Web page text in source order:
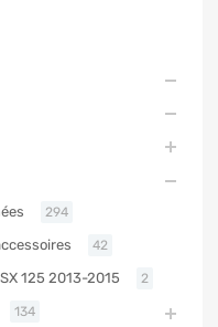
294
42
125 2013-2015 2
134